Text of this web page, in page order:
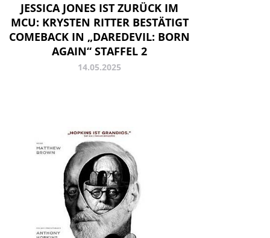
JESSICA JONES IST ZURÜCK IM
MCU: KRYSTEN RITTER BESTÄTIGT
COMEBACK IN „DAREDEVIL: BORN
AGAIN“ STAFFEL 2
14.05.2025